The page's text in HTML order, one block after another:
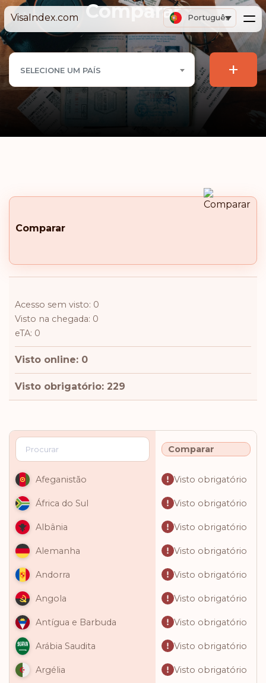
VisaIndex.com Português
Comparar
SELECIONE UM PAÍS +
Comparar
Acesso sem visto: 0
Visto na chegada: 0
eTA: 0
Visto online: 0
Visto obrigatório: 229
Comparar
Afeganistão Visto obrigatório
África do Sul Visto obrigatório
Albânia Visto obrigatório
Alemanha Visto obrigatório
Andorra Visto obrigatório
Angola Visto obrigatório
Antígua e Barbuda Visto obrigatório
Arábia Saudita Visto obrigatório
Argélia Visto obrigatório